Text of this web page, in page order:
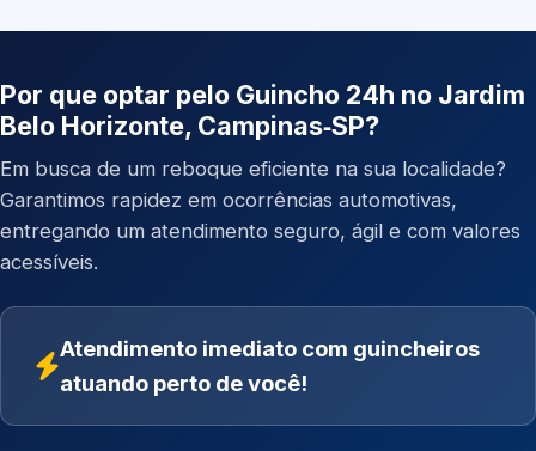
Por que optar pelo Guincho 24h no Jardim
Belo Horizonte, Campinas‑SP?
Em busca de um reboque eficiente na sua localidade?
Garantimos rapidez em ocorrências automotivas,
entregando um atendimento seguro, ágil e com valores
acessíveis.
Atendimento imediato com guincheiros
atuando perto de você!